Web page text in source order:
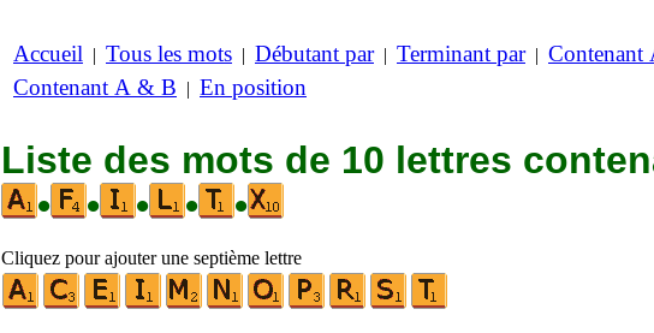
Accueil | Tous les mots | Débutant par| Terminant par| Contenant
Contenant A & B | En position
Liste des mots de 10 lettres
•
• • • •
Cliquez pour ajouter une septième lettre